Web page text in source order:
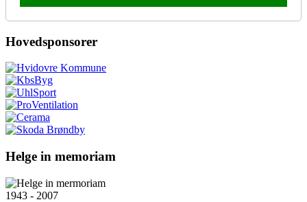
Hovedsponsorer
Helge in memoriam
1943 - 2007